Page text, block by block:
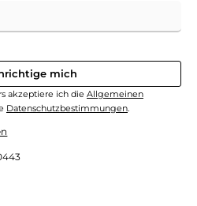
mich
akzeptiere ich die Allgemeinen
Datenschutzbestimmungen